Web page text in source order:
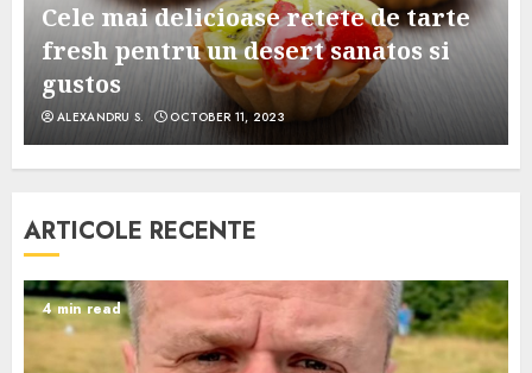
Cele mai delicioase retete de tarte
fresh pentru un desert sanatos si
gustos
ALEXANDRU S. OCTOBER 11, 2023
ARTICOLE RECENTE
4 min read